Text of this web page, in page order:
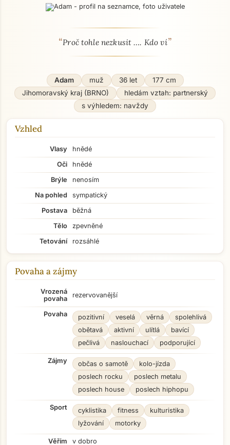
O mně - seznamka profil
“Proč tohle nezkusit …. Kdo ví”
Adam muž 36 let
177 cm
Jihomoravský kraj (BRNO)
hledám vztah: partnerský
s výhledem: navždy
Vzhled
Vlasy
hnědé
Oči
hnědé
Brýle
nenosím
Na pohled
sympatický
Postava
běžná
Tělo
zpevněné
Tetování
rozsáhlé
Povaha a zájmy
Vrozená
povaha
rezervovanější
Povaha pozitivní veselá věrná
spolehlivá
obětavá
aktivní ulítlá
bavící
pečlivá
naslouchací podporující
Zájmy občas o samotě
kolo-jízda
poslech rocku
poslech metalu
poslech house
poslech hiphopu
Sport cyklistika fitness
kulturistika
lyžování
motorky
Věřím
v dobro